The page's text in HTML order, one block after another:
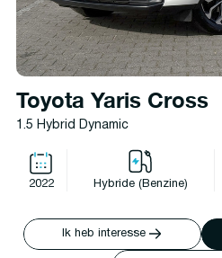
Toyota Yaris Cross
1.5 Hybrid Dynamic
2022 Hybride (Benzine)
Ik heb interesse